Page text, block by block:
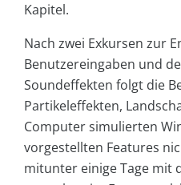
Kapitel.
Nach zwei Exkursen zur
Benutzereingaben und
Soundeffekten folgt die
Partikeleffekten,
Computer simulierten
vorgestellten Features
mitunter einige Tage mit